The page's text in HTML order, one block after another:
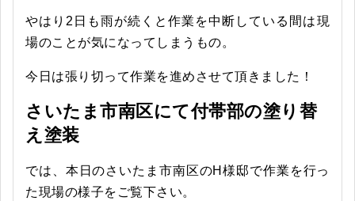
やはり2日も雨が続くと作業を中断している間は現
場のことが気になってしまうもの。
今日は張り切って作業を進めさせて頂きました！
さいたま市南区にて付帯部の塗り替
え塗装
では、本日のさいたま市南区のH様邸で作業を行っ
た現場の様子をご覧下さい。